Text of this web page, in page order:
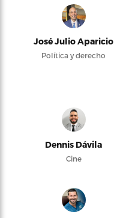
José Julio Aparicio
Política y derecho
Dennis Dávila
Cine